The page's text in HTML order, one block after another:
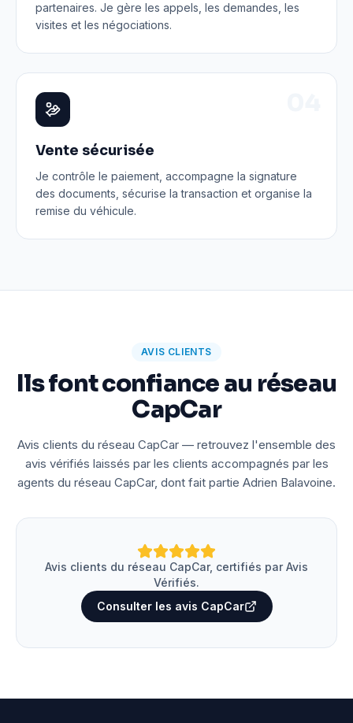
partenaires. Je gère les appels, les demandes, les
visites et les négociations.
Vente sécurisée
Je contrôle le paiement, accompagne la signature
des documents, sécurise la transaction et organise la
remise du véhicule.
AVIS CLIENTS
Ils font confiance au réseau
CapCar
Avis clients du réseau CapCar — retrouvez l'ensemble des
avis vérifiés laissés par les clients accompagnés par les
agents du réseau CapCar, dont fait partie Adrien Balavoine.
Avis clients du réseau CapCar, certifiés par Avis
Vérifiés.
Consulter les avis CapCar